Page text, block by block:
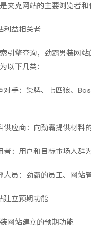
夹克网站的主要浏览者和
利益相关者
引擎查询，劲霸男装网站
以下几类：
对手：柒牌、七匹狼、
供应商：向劲霸提供材料
者：用户和目标市场人群
人员：劲霸的员工、网站
建立预期功能
网站建立的预期功能